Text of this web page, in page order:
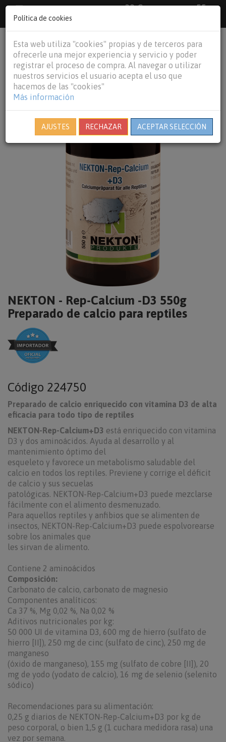
33 €
55
€Baleares y
person shopping_cart
NEKTON - Rep-Calcium -D3 550g
Preparado de calcio para reptiles
Código 224750
Preparado de calcio enriquecido con vitamina D3 de alta
eficacia para todo tipo de reptiles
NEKTON-Rep-Calcium+D3 está enriquecido con vitamina
D3 y dos aminoácidos. Ayuda al desarrollo y al
mantenimiento óptimo del
esqueleto y favorece un metabolismo saludable del
calcio en todos los reptiles. Previene y corrige el déficit
de calcio y sus secuelas
patológicas. NEKTON-Rep-Calcium+D3 puede mezclarse
fácilmente con el alimento desmenuzado.
Para aquellos reptiles y anfibios que se alimenten de
insectos, NEKTON-Rep-Calcium+D3 puede espolvorearse
sobre los animales que
les sirvan de alimento.
Contiene 2 aminoácidos
Composición:
Carbonato de calcio, carbonato de magnesio
Componentes analíticos:
Ca 37 %, Mg 0,02 %, Na 0,02 %
Aditivos nutricionales por kg:
50 000 UI de vitamina D3, 600 mg de hierro (sulfato de
hierro [II]), 250 mg de cinc (sulfato de cinc), 250 mg de
manganeso
(óxido de manganeso), 155 mg (sulfato de cobre [II]), 20
mg de yodo (yodato de calcio), 16 mg de selenio (selenito
sódico)
Recomendaciones para su alimentación:
0,25 g diarios de NEKTON-Rep-Calcium+D3 por kg de
peso corporal, o bien 1,5 g (1 cuchara medidora rasa) una
vez por semana.
Política de cookies
Esta web utiliza "cookies" propias y de terceros para
ofrecerle una mejor experiencia y servicio y poder
registrar el proceso de compra. Al navegar o utilizar
nuestros servicios el usuario acepta el uso que
hacemos de las "cookies"
Más información
AJUSTES RECHAZAR ACEPTAR SELECCIÓN